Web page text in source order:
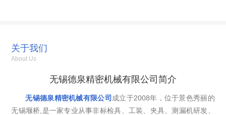
关于我们
About Us
无锡德泉精密机械有限公司简介
无锡德泉精密机械有限公司成立于2008年，位于景色秀丽的
无锡堰桥,是一家专业从事非标检具、工装、夹具、测漏机研发、